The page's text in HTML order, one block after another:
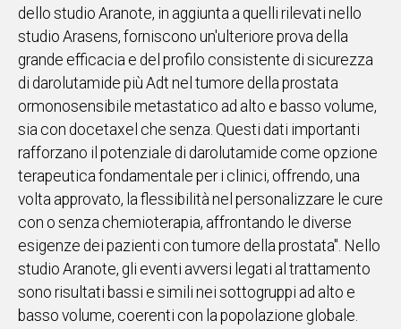
dello studio Aranote, in aggiunta a quelli rilevati nello
studio Arasens, forniscono un'ulteriore prova della
grande efficacia e del profilo consistente di sicurezza
di darolutamide più Adt nel tumore della prostata
ormonosensibile metastatico ad alto e basso volume,
sia con docetaxel che senza. Questi dati importanti
rafforzano il potenziale di darolutamide come opzione
terapeutica fondamentale per i clinici, offrendo, una
volta approvato, la flessibilità nel personalizzare le cure
con o senza chemioterapia, affrontando le diverse
esigenze dei pazienti con tumore della prostata". Nello
studio Aranote, gli eventi avversi legati al trattamento
sono risultati bassi e simili nei sottogruppi ad alto e
basso volume, coerenti con la popolazione globale.